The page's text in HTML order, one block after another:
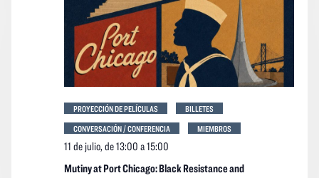
Mutiny at Port Chicago: Black Resistance and
11 de julio, de 13:00 a15:00
PROYECCIÓN DE PELÍCULAS
BILLETES
CONVERSACIÓN / CONFERENCIA
MIEMBROS